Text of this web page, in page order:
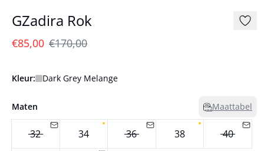
GZadira Rok
€85,00 €170,00
Kleur: Dark Grey Melange
Maten Maattabel
32 34 36 38 40